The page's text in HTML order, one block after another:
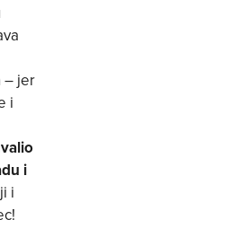
– jer
i
i
i